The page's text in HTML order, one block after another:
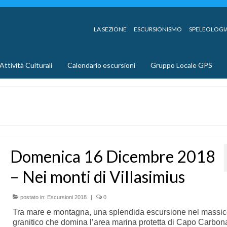
LA SEZIONE ESCURSIONISMO
Attività Culturali Calendario escursioni Gruppo Locale GPS
Domenica 16 Dicembre 2018
– Nei monti di Villasimius
postato in: Escursioni 2018 | 0
Tra mare e montagna, una splendida escursione nel
granitico che domina l’area marina protetta di Capo